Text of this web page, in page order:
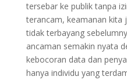
tersebar ke publik tanpa
terancam, keamanan kita
tidak terbayang
ancaman semakin nyata
kebocoran data dan
hanya individu yang